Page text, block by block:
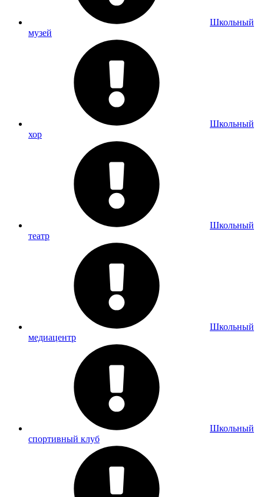
Школьный
музей
Школьный
хор
Школьный
театр
Школьный
медиацентр
Школьный
спортивный клуб